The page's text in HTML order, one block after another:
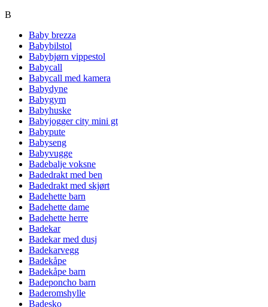
B
Baby brezza
Babybilstol
Babybjørn vippestol
Babycall
Babycall med kamera
Babydyne
Babygym
Babyhuske
Babyjogger city mini gt
Babypute
Babyseng
Babyvugge
Badebalje voksne
Badedrakt med ben
Badedrakt med skjørt
Badehette barn
Badehette dame
Badehette herre
Badekar
Badekar med dusj
Badekarvegg
Badekåpe
Badekåpe barn
Badeponcho barn
Baderomshylle
Badesko